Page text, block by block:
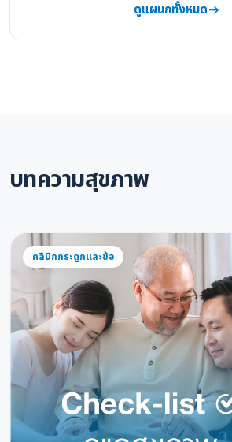
ดูแผนกทั้งหมด
บทความสุขภาพ
คลินิกกระดูกและข้อ